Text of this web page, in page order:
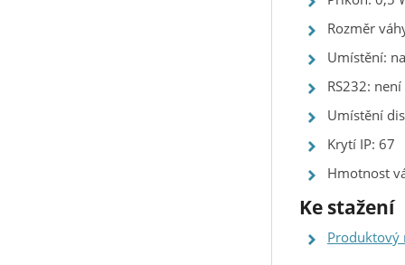
Rozměr
Umístění:
RS232: není
Umístění
Krytí IP: 67
Hmotnost
Ke stažení
Produktový